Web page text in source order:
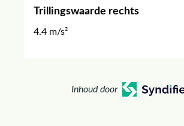
Trillingswaarde rechts
4.4 m/s²
Inhoud door